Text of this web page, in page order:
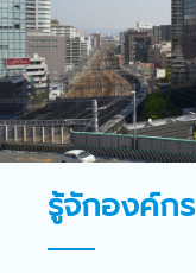
รู้จักองค์กร